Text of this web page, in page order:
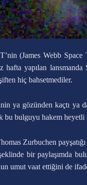
(James Webb
yapılan lansmanda
hiç bahsetmediler.
ya gözünden kaçtı ya
bulguyu hakem heyetli
Zurbuchen
bir paylaşımda
umut vaat ettiğini de